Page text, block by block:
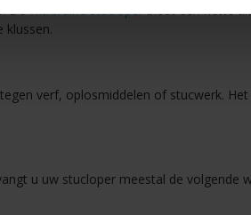
Dewit/bruine stucloperbiedt een nette
klussen.
verf, oplosmiddelen of stucwerk.
u uw stucloper meestal de volgende